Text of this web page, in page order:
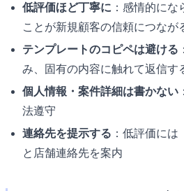
低評価ほど丁寧に ：感情的に
ことが新規顧客の信頼につなが
テンプレートのコピペは避ける
み、固有の内容に触れて返信す
個人情報・案件詳細は書かない
法遵守
連絡先を提示する ：低評価には
と店舗連絡先を案内